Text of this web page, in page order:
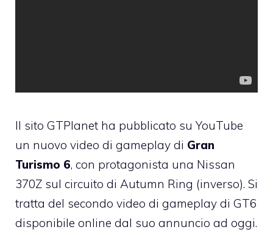
Il sito GTPlanet ha pubblicato su YouTube
un nuovo video di gameplay di Gran
Turismo 6, con protagonista una Nissan
370Z sul circuito di Autumn Ring (inverso). Si
tratta del secondo video di gameplay di GT6
disponibile online dal suo annuncio ad oggi.